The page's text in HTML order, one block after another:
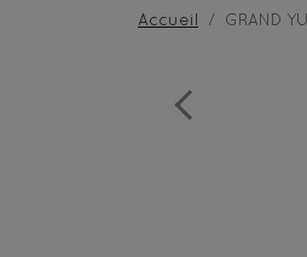
Accueil GRAND
Previous